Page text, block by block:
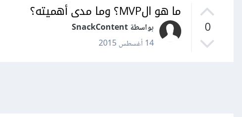
0
ما هو الMVP؟ وما مدى أهميته؟
بواسطة SnackContent
14 أغسطس 2015